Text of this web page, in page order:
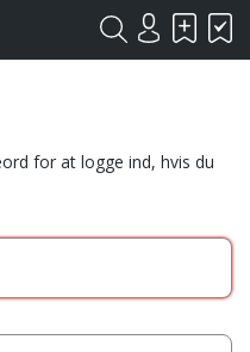
for at logge ind, hvis du